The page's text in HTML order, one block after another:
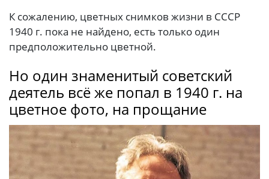
К сожалению, цветных снимков жизни в СССР
1940 г. пока не найдено, есть только один
предположительно цветной.
Но один знаменитый советский
деятель всё же попал в 1940 г. на
цветное фото, на прощание